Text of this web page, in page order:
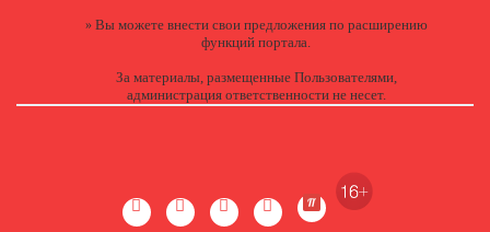
» Вы можете внести свои предложенияпо расширению
функций портала.
За материалы, размещенные Пользователями,
администрация ответственности не несет.